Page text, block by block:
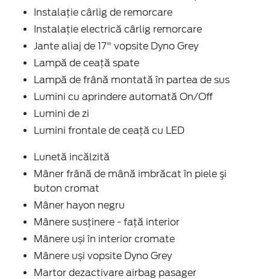
Instalație cârlig de remorcare
Instalație electrică cârlig remorcare
Jante aliaj de 17" vopsite Dyno Grey
Lampă de ceață spate
Lampă de frână montată în partea de sus
Lumini cu aprindere automată On/Off
Lumini de zi
Lumini frontale de ceață cu LED
Lunetă incălzită
Mâner frână de mână imbrăcat în piele şi
buton cromat
Mâner hayon negru
Mânere susținere - față interior
Mânere uși în interior cromate
Mânere uși vopsite Dyno Grey
Martor dezactivare airbag pasager